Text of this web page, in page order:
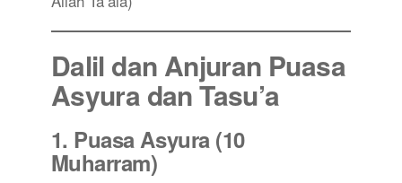
Dalil dan Anjuran Puasa
Asyura dan Tasu’a
1. Puasa Asyura (10
Muharram)